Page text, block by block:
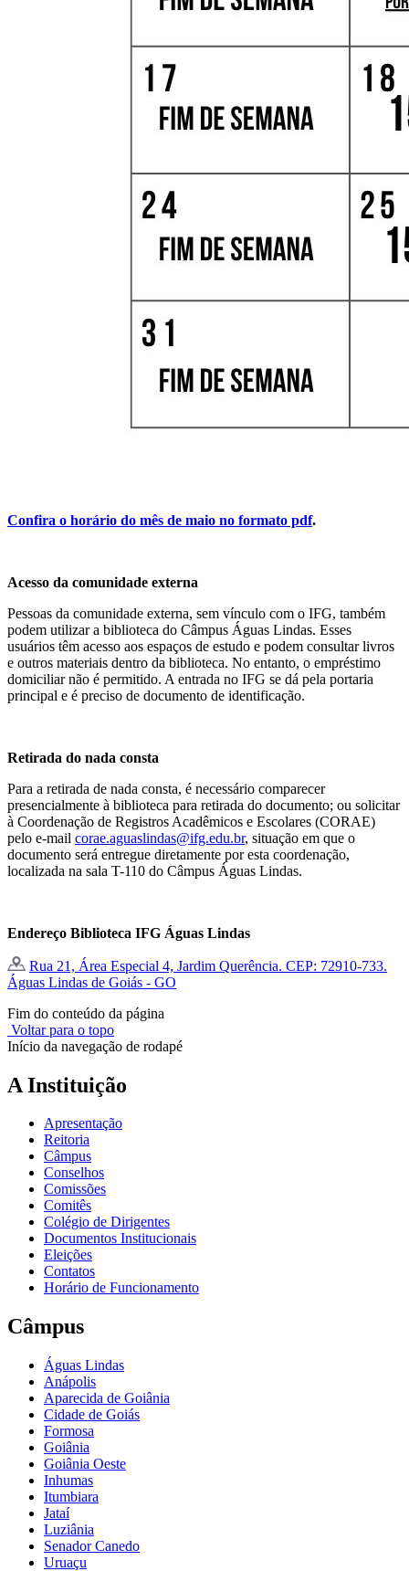
Confira o horário do mês de maio no formato pdf.
Acesso da comunidade externa
Pessoas da comunidade externa, sem vínculo com o IFG, também
podem utilizar a biblioteca do Câmpus Águas Lindas. Esses
usuários têm acesso aos espaços de estudo e podem consultar livros
e outros materiais dentro da biblioteca. No entanto, o empréstimo
domiciliar não é permitido. A entrada no IFG se dá pela portaria
principal e é preciso de documento de identificação.
Retirada do nada consta
Para a retirada de nada consta, é necessário comparecer
presencialmente à biblioteca para retirada do documento; ou solicitar
à Coordenação de Registros Acadêmicos e Escolares (CORAE)
pelo e-mail corae.aguaslindas@ifg.edu.br, situação em que o
documento será entregue diretamente por esta coordenação,
localizada na sala T-110 do Câmpus Águas Lindas.
Endereço Biblioteca IFG Águas Lindas
Rua 21, Área Especial 4, Jardim Querência. CEP: 72910-733.
Águas Lindas de Goiás - GO
Fim do conteúdo da página
Voltar para o topo
Início da navegação de rodapé
A Instituição
Apresentação
Reitoria
Câmpus
Conselhos
Comissões
Comitês
Colégio de Dirigentes
Documentos Institucionais
Eleições
Contatos
Horário de Funcionamento
Câmpus
Águas Lindas
Anápolis
Aparecida de Goiânia
Cidade de Goiás
Formosa
Goiânia
Goiânia Oeste
Inhumas
Itumbiara
Jataí
Luziânia
Senador Canedo
Uruaçu